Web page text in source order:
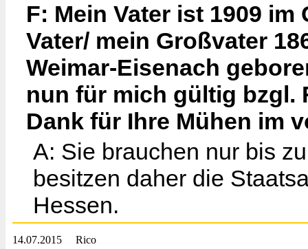
F: Mein Vater ist 1909
Vater/ mein Großvater
Weimar-Eisenach
nun für mich gültig bzgl.
Dank für Ihre Mühen im
A: Sie brauchen nur bis
besitzen daher die
Hessen.
14.07.2015 Rico